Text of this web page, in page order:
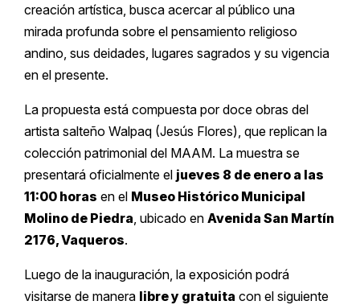
creación artística, busca acercar al público una
mirada profunda sobre el pensamiento religioso
andino, sus deidades, lugares sagrados y su vigencia
en el presente.
La propuesta está compuesta por doce obras del
artista salteño Walpaq (Jesús Flores), que replican la
colección patrimonial del MAAM. La muestra se
presentará oficialmente el jueves 8 de enero a las
11:00 horas en el Museo Histórico Municipal
Molino de Piedra , ubicado en Avenida San Martín
2176, Vaqueros.
Luego de la inauguración, la exposición podrá
visitarse de manera libre y gratuita con el siguiente